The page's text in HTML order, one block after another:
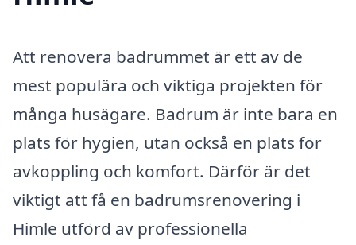
Att renovera badrummet är ett av de
mest populära och viktiga projekten för
många husägare. Badrum är inte bara en
plats för hygien, utan också en plats för
avkoppling och komfort. Därför är det
viktigt att få en badrumsrenovering i
Himle utförd av professionella